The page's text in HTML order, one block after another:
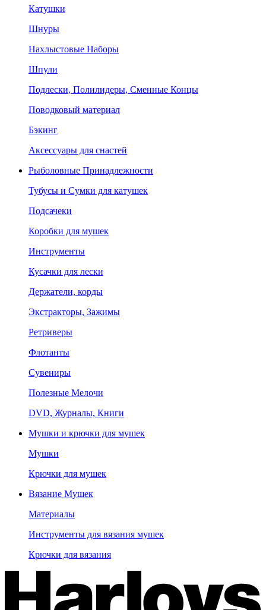
Катушки
Шнуры
Нахлыстовые Наборы
Шпули
Подлески, Полилидеры, Сменные Концы
Поводковый материал
Бэкинг
Аксессуары для снастей
Рыболовные Принадлежности
Тубусы и Сумки для катушек
Подсачеки
Коробки для мушек
Инструменты
Кусачки для лески
Держатели, корды
Экстракторы, Зажимы
Ретриверы
Флотанты
Сувениры
Полезные Мелочи
DVD, Журналы, Книги
Мушки и крючки для мушек
Мушки
Крючки для мушек
Вязание Мушек
Материалы
Инструменты для вязания мушек
Крючки для вязания